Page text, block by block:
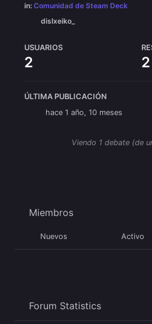
Viendo 1 debate (de
in: Comunidad de Steam Deck
dislxeiko_
USUARIOS
2 2
ÚLTIMA PUBLICACIÓN
hace 1 año, 10 meses
Miembros
Nuevos Activo
Forum Statistics